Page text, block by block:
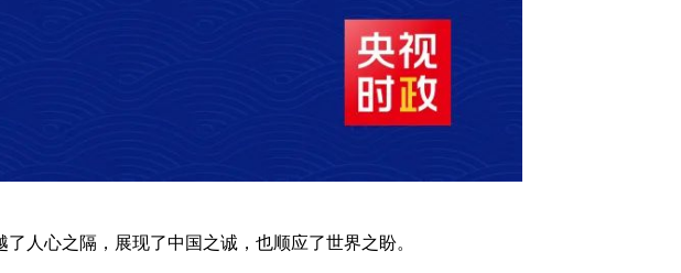
心之隔，展现了中国之诚，也顺应了世界之盼。